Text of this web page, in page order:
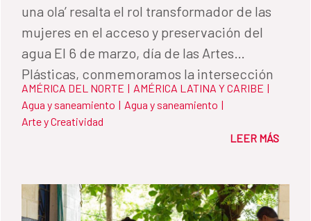
una ola’ resalta el rol transformador de las
mujeres en el acceso y preservación del
agua El 6 de marzo, día de las Artes
Plásticas, conmemoramos la intersección
entre arte, liderazgo femenino y
sostenibilidad histórica
AMÉRICA DEL NORTE | AMÉRICA LATINA Y CARIBE |
Agua y saneamiento | Agua y saneamiento |
Arte y Creatividad
LEER MÁS